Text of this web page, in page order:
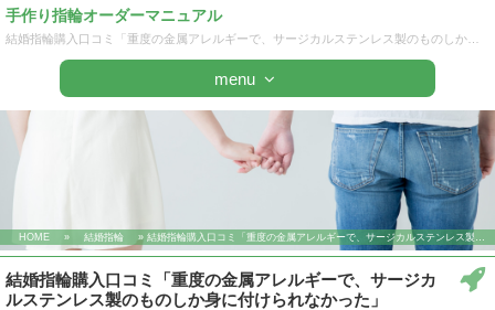
手作り指輪オーダーマニュアル
menu
HOME » 結婚指輪 » 結婚指輪購入口コミ「重度の金属アレルギーで、サージカルステンレス製のものしか身に付けられなかった」
結婚指輪購入口コミ「重度の金属アレルギーで、サージカ
ルステンレス製のものしか身に付けられなかった」